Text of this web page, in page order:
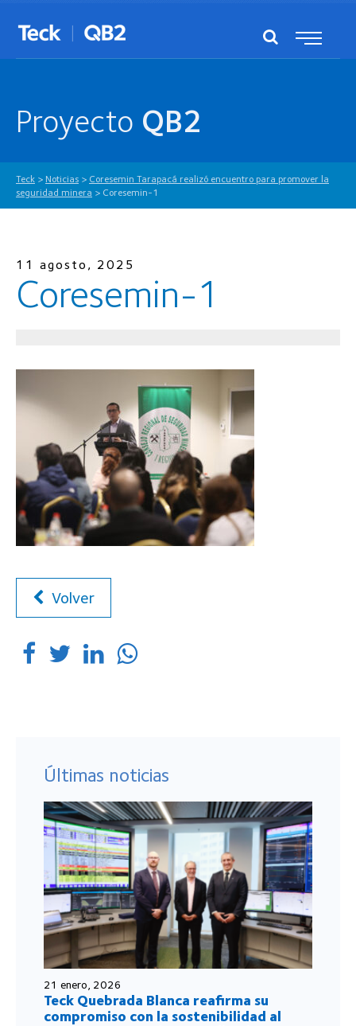
Proyecto QB2
Teck > Noticias > Coresemin Tarapacá realizó encuentro para promover la
seguridad minera > Coresemin-1
11 agosto, 2025
Coresemin-1
Volver
Últimas noticias
21 enero, 2026
Teck Quebrada Blanca reafirma su
compromiso con la sostenibilidad al